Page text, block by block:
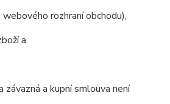
rozhraní obchodu),
a
závazná a kupní smlouva není